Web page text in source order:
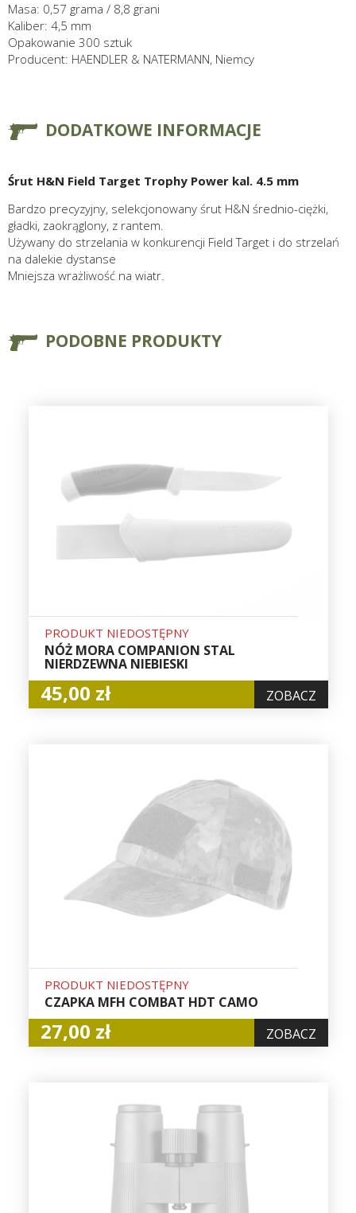
Masa: 0,57 grama / 8,8 grani
Kaliber: 4,5 mm
Opakowanie 300 sztuk
Producent: HAENDLER & NATERMANN, Niemcy
DODATKOWE INFORMACJE
Śrut H&N Field Target Trophy Power kal. 4.5 mm
Bardzo precyzyjny, selekcjonowany śrut H&N średnio-ciężki,
gładki, zaokrąglony, z rantem.
Używany do strzelania w konkurencji Field Target i do strzelań
na dalekie dystanse
Mniejsza wrażliwość na wiatr.
PODOBNE PRODUKTY
PRODUKT NIEDOSTĘPNY
NÓŻ MORA COMPANION STAL
NIERDZEWNA NIEBIESKI
45,00 zł ZOBACZ
PRODUKT NIEDOSTĘPNY
CZAPKA MFH COMBAT HDT CAMO
27,00 zł ZOBACZ